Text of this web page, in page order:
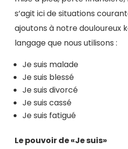
s’agit ici de situations
ajoutons à notre douloureux
langage que nous utilisons :
Je suis malade
Je suis blessé
Je suis divorcé
Je suis cassé
Je suis fatigué
Le pouvoir de «Je suis»